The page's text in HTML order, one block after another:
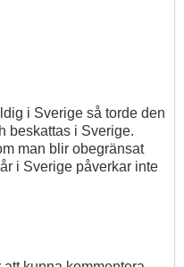
i Sverige så torde den
beskattas i Sverige.
man blir obegränsat
i Sverige påverkar inte